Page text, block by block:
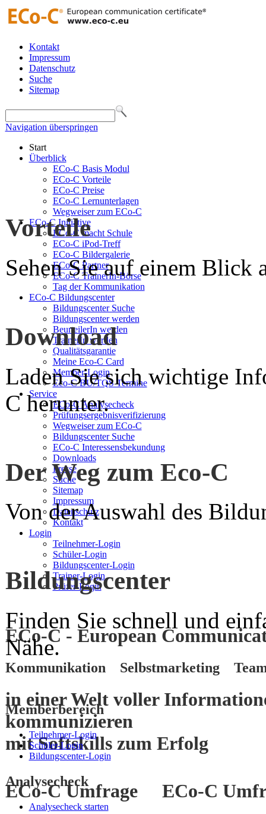
Kontakt
Impressum
Datenschutz
Suche
Sitemap
Navigation überspringen
Start
Überblick
ECo-C Basis Modul
ECo-C Vorteile
ECo-C Preise
ECo-C Lernunterlagen
Wegweiser zum ECo-C
ECo-C Initiative
ECo-C macht Schule
ECo-C iPod-Treff
ECo-C Bildergalerie
ECo-C Partner
ECo-C TrainerIn-Börse
Tag der Kommunikation
ECo-C Bildungscenter
Bildungscenter Suche
Bildungscenter werden
BeurteilerIn werden
TrainerIn werden
Qualitätsgarantie
Meine Eco-C Card
Member-Login
Eco-C BU/TQS Termine
Service
ECo-C Analysecheck
Prüfungsergebnisverifizierung
Wegweiser zum ECo-C
Bildungscenter Suche
ECo-C Interessensbekundung
Downloads
Presse
Suche
Sitemap
Impressum
Datenschutz
Kontakt
Login
Teilnehmer-Login
Schüler-Login
Bildungscenter-Login
Trainer-Login
Prüfer-Login
ECo-C - European
Kommunikation Selbstmarketing
in einer Welt voller
kommunizieren
mitSoftskillszum Erfolg
ECo-C Umfrage ECo-C
Vorteile
Sehen Sie auf einem Blick
Download
Laden Sie sich wichtige
C herunter.
Der Weg zum Eco-C
Von der Auswahl des
Bildungscenter
Finden Sie schnell und
Nähe.
Memberbereich
Teilnehmer-Login
Schüler-Login
Bildungscenter-Login
Analysecheck
Analysecheck starten